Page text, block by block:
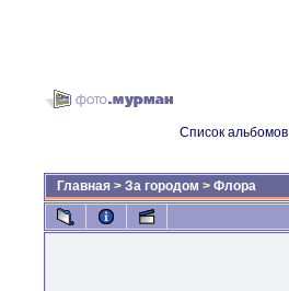
Список альбомов
Главная > За городом > Флора